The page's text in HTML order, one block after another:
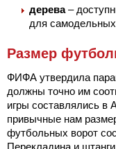
дерева–
для самодельных
Размер
ФИФА утвердила
должны точно им
игры составлялись в
привычные нам
футбольных ворот